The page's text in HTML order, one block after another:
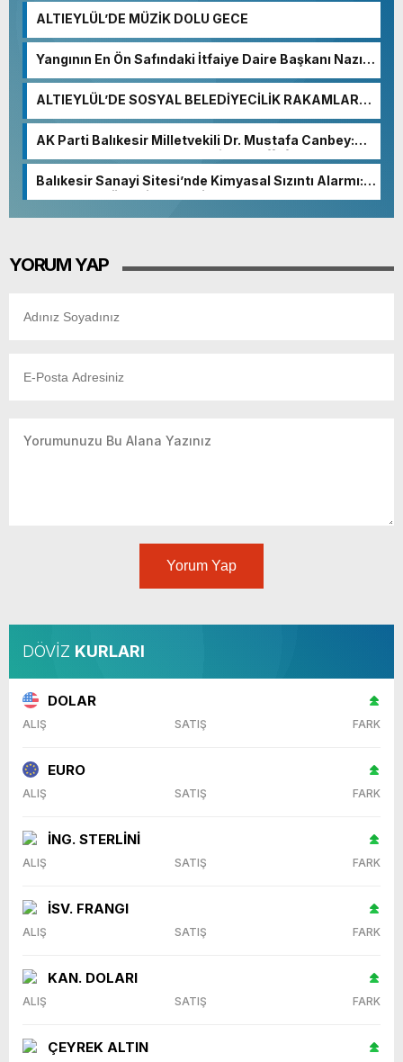
ALTIEYLÜL’DE MÜZİK DOLU GECE
Yangının En Ön Safındaki İtfaiye Daire Başkanı Nazım
ALTIEYLÜL’DE SOSYAL BELEDİYECİLİK RAKAMLARA
AK Parti Balıkesir Milletvekili Dr. Mustafa Canbey:
“Medyanın varlığı, demokratik ve şeffaf toplumun
Balıkesir Sanayi Sitesi’nde Kimyasal Sızıntı Alarmı:
52. Sokak Güvenlik Nedeniyle Boşaltıldı
YORUM YAP
Yorum Yap
DÖVİZ KURLARI
DOLAR
ALIŞ SATIŞ FARK
EURO
ALIŞ SATIŞ FARK
İNG. STERLİNİ
ALIŞ SATIŞ FARK
İSV. FRANGI
ALIŞ SATIŞ FARK
KAN. DOLARI
ALIŞ SATIŞ FARK
ÇEYREK ALTIN